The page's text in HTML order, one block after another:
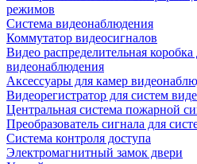
режимов
Система видеонаблюдения
Коммутатор видеосигналов
Видео распределительная
видеонаблюдения
Аксессуары для камер
Видеорегистратор для систем
Центральная система пожарной
Преобразователь сигнала для
Система контроля доступа
Электромагнитный замок двери